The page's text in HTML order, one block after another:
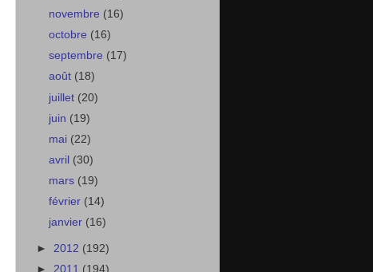
novembre (16)
octobre (16)
septembre (17)
août (18)
juillet (20)
juin (19)
mai (22)
avril (30)
mars (19)
février (14)
janvier (16)
► 2012 (192)
► 2011 (194)